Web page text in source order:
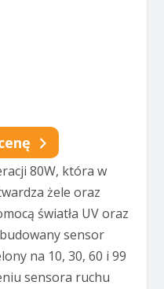
80W, która w
żele oraz
światła UV oraz
sensor
na 10, 30, 60 i 99
sensora ruchu